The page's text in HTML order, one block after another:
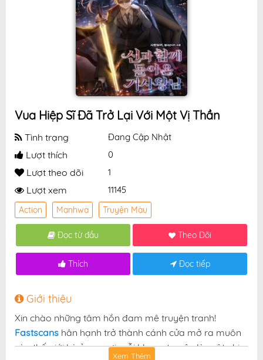
Vua Hiệp Sĩ Đã Trở Lại Với Một Vị Thần
Tình trạng Đang Cập Nhật
Lượt thích 0
Lượt theo dõi 1
Lượt xem 11145
Action Manhwa Truyện Màu
Đọc từ đầu Theo Dõi
Thích Đọc tiếp
Giới thiệu
Xin chào những tâm hồn đam mê truyện tranh!
Fastscans hân hạnh trở thành cánh cửa mở ra muôn
vàn thế giới kỳ ảo — nơi mỗi khung truyện là một nhịp
Xem Thêm